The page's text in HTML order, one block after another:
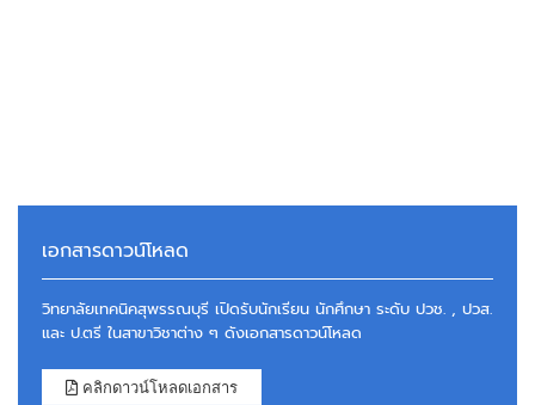
เอกสารดาวน์โหลด
วิทยาลัยเทคนิคสุพรรณบุรี เปิดรับนักเรียน นักศึกษา ระดับ ปวช. , ปวส.
และ ป.ตรี ในสาขาวิชาต่าง ๆ ดังเอกสารดาวน์โหลด
คลิกดาวน์โหลดเอกสาร